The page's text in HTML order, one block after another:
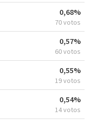
0,68%
70 votos
0,57%
60 votos
0,55%
19 votos
0,54%
14 votos